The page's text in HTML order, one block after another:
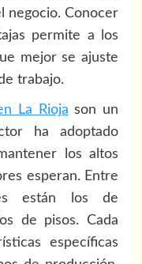
negocio. Conocer
permite a los
mejor se ajuste
trabajo.
La Rioja son un
ha adoptado
los altos
esperan. Entre
están los de
de pisos. Cada
específicas